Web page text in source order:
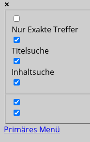
Nur Exakte Treffer
Titelsuche
Inhaltsuche
Primäres Menü